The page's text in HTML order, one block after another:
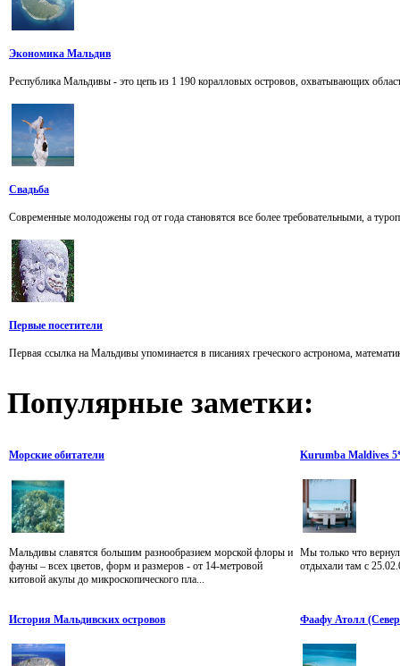
Экономика Мальдив
Республика Мальдивы - это цепь из 1 190 коралловых островов, охватывающих
Свадьба
Современные молодожены год от года становятся все более требовательными, а
Первые посетители
Первая ссылка на Мальдивы упоминается в писаниях греческого астронома,
Популярные заметки:
Морские обитатели
Мальдивы славятся большим разнообразием морской флоры и
фауны – всех цветов, форм и размеров - от 14-метровой
китовой акулы до микроскопического пла...
Kurumba Maldives
Мы только что
отдыхали там с
История Мальдивских островов Фаафу Атолл